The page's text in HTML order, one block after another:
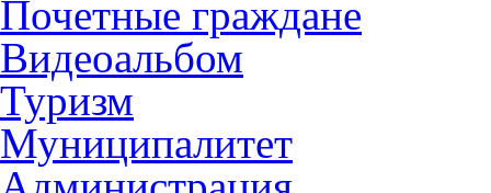
Почетные граждане
Видеоальбом
Туризм
Муниципалитет